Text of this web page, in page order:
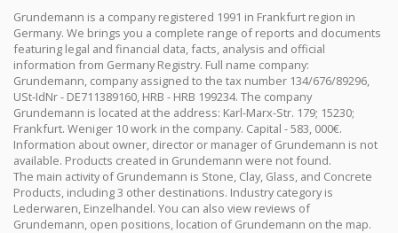
Grundemann is a company registered 1991 in Frankfurt region in
Germany. We brings you a complete range of reports and documents
featuring legal and financial data, facts, analysis and official
information from Germany Registry. Full name company:
Grundemann, company assigned to the tax number 134/676/89296,
USt-IdNr - DE711389160, HRB - HRB 199234. The company
Grundemann is located at the address: Karl-Marx-Str. 179; 15230;
Frankfurt. Weniger 10 work in the company. Capital - 583, 000€.
Information about owner, director or manager of Grundemann is not
available. Products created in Grundemann were not found.
The main activity of Grundemann is Stone, Clay, Glass, and Concrete
Products, including 3 other destinations. Industry category is
Lederwaren, Einzelhandel. You can also view reviews of
Grundemann, open positions, location of Grundemann on the map.